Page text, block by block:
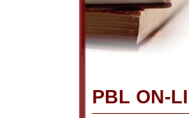
PBL ON-